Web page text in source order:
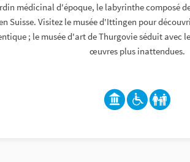
médicinal d'époque, le labyrinthe composé
Suisse. Visitez le musée d'Ittingen pour
; le musée d'art de Thurgovie séduit avec
œuvres plus inattendues.